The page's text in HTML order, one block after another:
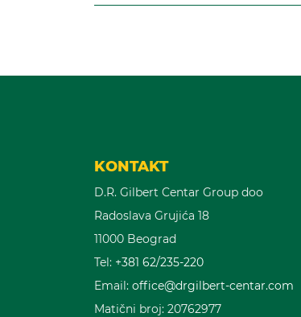
KONTAKT
D.R. Gilbert Centar Group doo
Radoslava Grujića 18
11000 Beograd
Tel: +381 62/235-220
Email: office@drgilbert-centar.com
Matični broj: 20762977